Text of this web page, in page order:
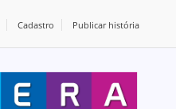
Cadastro Publicar história